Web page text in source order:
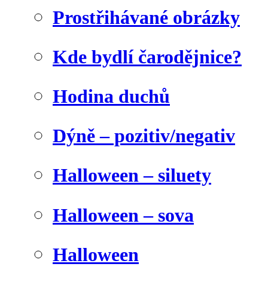
Prostřihávané obrázky
Kde bydlí čarodějnice?
Hodina duchů
Dýně – pozitiv/negativ
Halloween – siluety
Halloween – sova
Halloween